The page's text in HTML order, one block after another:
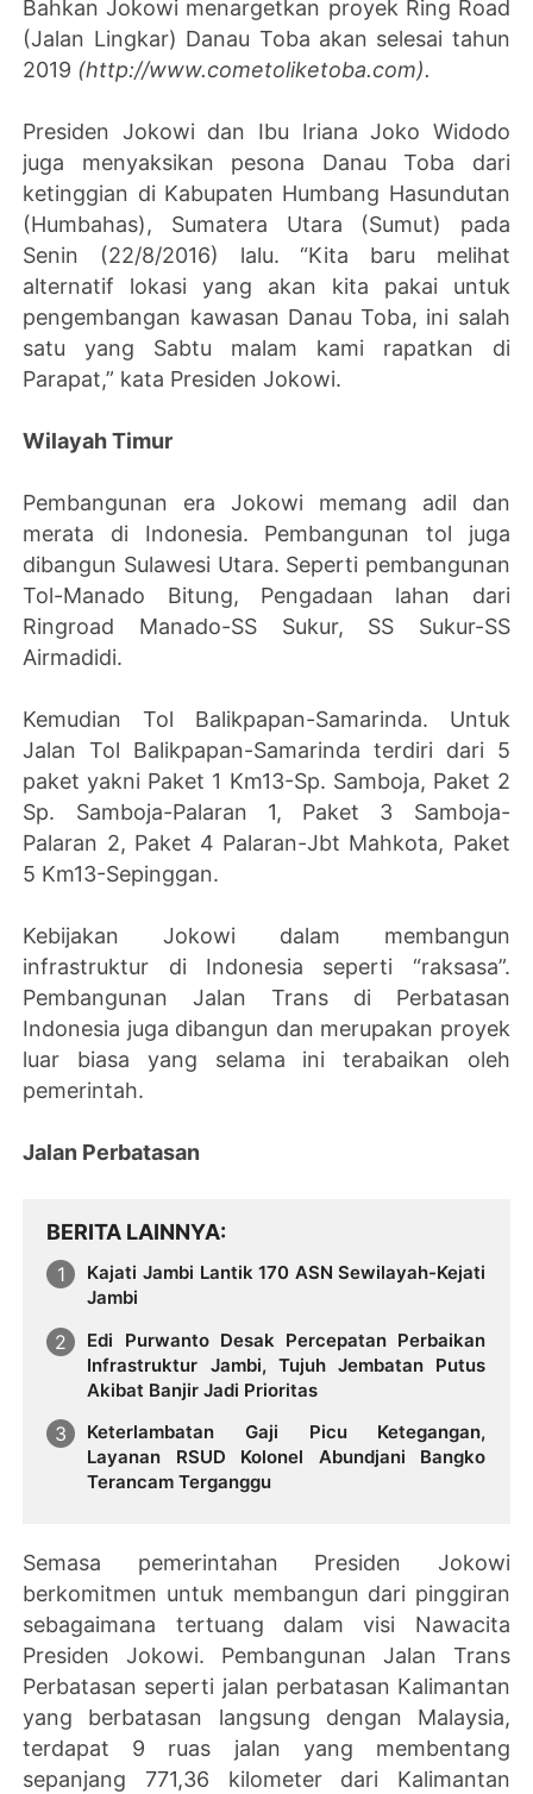
Bahkan Jokowi menargetkan proyek Ring Road
(Jalan Lingkar) Danau Toba akan selesai tahun
2019 (http://www.cometoliketoba.com).
Presiden Jokowi dan Ibu Iriana Joko Widodo
juga menyaksikan pesona Danau Toba dari
ketinggian di Kabupaten Humbang Hasundutan
(Humbahas), Sumatera Utara (Sumut) pada
Senin (22/8/2016) lalu. “Kita baru melihat
alternatif lokasi yang akan kita pakai untuk
pengembangan kawasan Danau Toba, ini salah
satu yang Sabtu malam kami rapatkan di
Parapat,” kata Presiden Jokowi.
Wilayah Timur
Pembangunan era Jokowi memang adil dan
merata di Indonesia. Pembangunan tol juga
dibangun Sulawesi Utara. Seperti pembangunan
Tol-Manado Bitung, Pengadaan lahan dari
Ringroad Manado-SS Sukur, SS Sukur-SS
Airmadidi.
Kemudian Tol Balikpapan-Samarinda. Untuk
Jalan Tol Balikpapan-Samarinda terdiri dari 5
paket yakni Paket 1 Km13-Sp. Samboja, Paket 2
Sp. Samboja-Palaran 1, Paket 3 Samboja-
Palaran 2, Paket 4 Palaran-Jbt Mahkota, Paket
5 Km13-Sepinggan.
Kebijakan Jokowi dalam membangun
infrastruktur di Indonesia seperti “raksasa”.
Pembangunan Jalan Trans di Perbatasan
Indonesia juga dibangun dan merupakan proyek
luar biasa yang selama ini terabaikan oleh
pemerintah.
Jalan Perbatasan
BERITA LAINNYA
Kajati Jambi Lantik 170 ASN Sewilayah-Kejati
Jambi
Edi Purwanto Desak Percepatan Perbaikan
Infrastruktur Jambi, Tujuh Jembatan Putus
Akibat Banjir Jadi Prioritas
Keterlambatan Gaji Picu Ketegangan,
Layanan RSUD Kolonel Abundjani Bangko
Terancam Terganggu
Semasa pemerintahan Presiden Jokowi
berkomitmen untuk membangun dari pinggiran
sebagaimana tertuang dalam visi Nawacita
Presiden Jokowi. Pembangunan Jalan Trans
Perbatasan seperti jalan perbatasan Kalimantan
yang berbatasan langsung dengan Malaysia,
terdapat 9 ruas jalan yang membentang
sepanjang 771,36 kilometer dari Kalimantan